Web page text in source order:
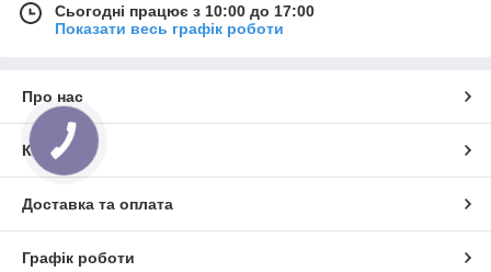
Сьогодні працює з 10:00 до 17:00
Показати весь графік роботи
Про нас
Контакти
Доставка та оплата
Графік роботи
КНОПКА
ЗВ'ЯЗКУ